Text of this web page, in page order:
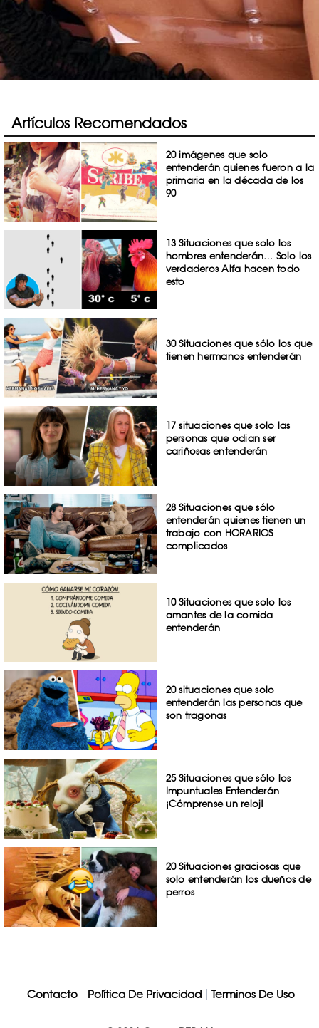
Artículos Recomendados
20 imágenes que solo
entenderán quienes fueron a la
primaria en la década de los
90
13 Situaciones que solo los
hombres entenderán… Solo los
verdaderos Alfa hacen todo
esto
30 Situaciones que sólo los que
tienen hermanos entenderán
17 situaciones que solo las
personas que odian ser
cariñosas entenderán
28 Situaciones que sólo
entenderán quienes tienen un
trabajo con HORARIOS
complicados
10 Situaciones que solo los
amantes de la comida
entenderán
20 situaciones que solo
entenderán las personas que
son tragonas
25 Situaciones que sólo los
Impuntuales Entenderán
¡Cómprense un reloj!
20 Situaciones graciosas que
solo entenderán los dueños de
perros
Contacto Política De Privacidad Terminos De Uso